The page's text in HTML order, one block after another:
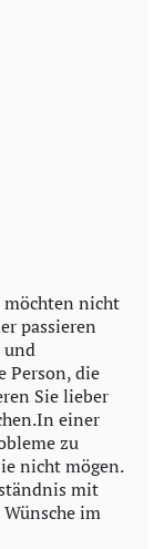
möchten nicht
passieren
und
Person, die
Sie lieber
einer
zu
nicht mögen.
mit
im